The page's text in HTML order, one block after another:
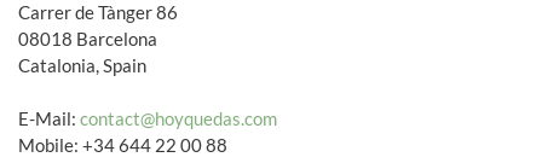
Carrer de Tànger 86
08018 Barcelona
Catalonia, Spain
E-Mail: contact@hoyquedas.com
Mobile: +34 644 22 00 88